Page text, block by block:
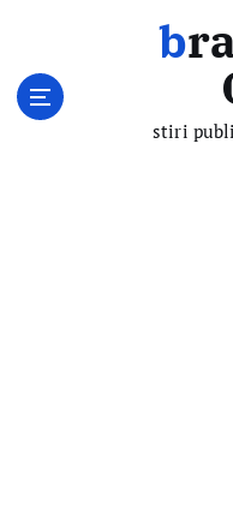
brandINF
stiri